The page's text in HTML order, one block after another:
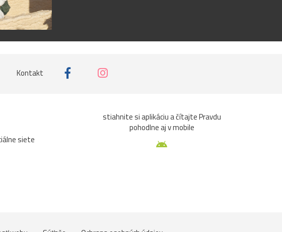
Kontakt
siete
stiahnite si aplikáciu a čítajte Pravdu
pohodlne aj v mobile